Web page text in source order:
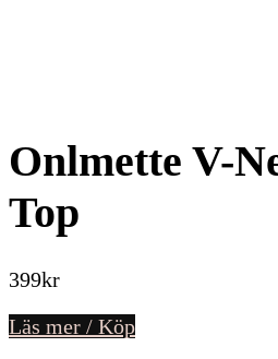
Onlmette V-
Top
399kr
Läs mer / Köp